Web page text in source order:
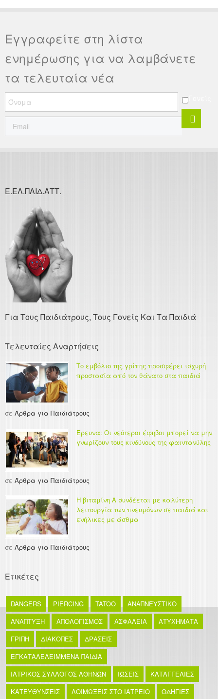
Εγγραφείτε στη λίστα
ενημέρωσης για να λαμβάνετε
τα τελευταία νέα
Γονείς
Ε.ΕΛ.ΠΑΙΔ.ΑΤΤ.
Για Τους Παιδιάτρους, Τους Γονείς Και Τα Παιδιά
Τελευταίες Αναρτήσεις
Το εμβόλιο της γρίπης προσφέρει ισχυρή
προστασία από τον θάνατο στα παιδιά
σε Άρθρα για Παιδιάτρους
Έρευνα: Οι νεότεροι έφηβοι μπορεί να μην
γνωρίζουν τους κινδύνους της φαιντανύλης
σε Άρθρα για Παιδιάτρους
Η βιταμίνη Α συνδέεται με καλύτερη
λειτουργία των πνευμόνων σε παιδιά και
ενήλικες με άσθμα
σε Άρθρα για Παιδιάτρους
Ετικέτες
DANGERS PIERCING TATOO
ΑΝΑΠΝΕΥΣΤΙΚΟ
ΑΝΑΠΤΥΞΗ
ΑΠΟΛΟΓΙΣΜΟΣ ΑΣΦΑΛΕΙΑ
ΑΤΥΧΗΜΑΤΑ
ΓΡΙΠΗ
ΔΙΑΚΟΠΕΣ
ΔΡΑΣΕΙΣ
ΕΓΚΑΤΑΛΕΛΕΙΜΜΕΝΑ ΠΑΙΔΙΑ
ΙΑΤΡΙΚΟΣ ΣΥΛΛΟΓΟΣ ΑΘΗΝΩΝ
ΙΩΣΕΙΣ
ΚΑΤΑΓΓΕΛΙΕΣ
ΚΑΤΕΥΘΥΝΣΕΙΣ
ΛΟΙΜΩΞΕΙΣ ΣΤΟ ΙΑΤΡΕΙΟ ΟΔΗΓΙΕΣ